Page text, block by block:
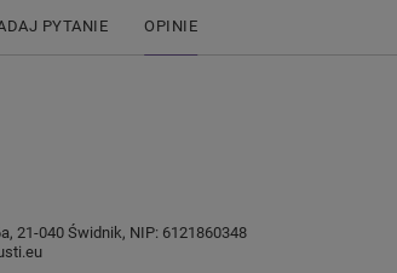
PYTANIE OPINIE
21-040 Świdnik, NIP: 6121860348